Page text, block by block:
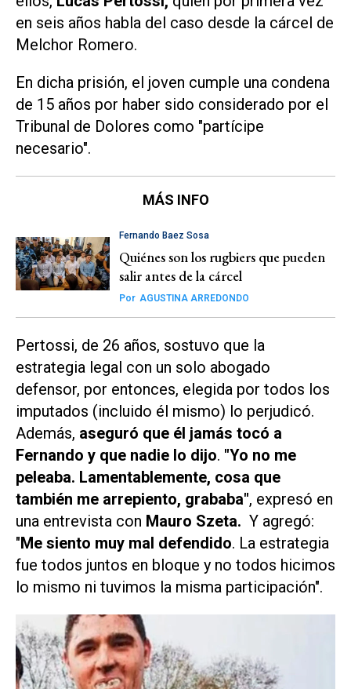
en seis años habla del caso desde la cárcel de
Melchor Romero.
En dicha prisión, el joven cumple una condena
de 15 años por haber sido considerado por el
Tribunal de Dolores como "partícipe
necesario".
MÁS INFO
Fernando Baez Sosa
Quiénes son los rugbiers que pueden
salir antes de la cárcel
Por AGUSTINA ARREDONDO
Pertossi, de 26 años, sostuvo que la
estrategia legal con un solo abogado
defensor, por entonces, elegida por todos los
imputados (incluido él mismo) lo perjudicó.
Además, aseguró que él jamás tocó a
Fernando y que nadie lo dijo. "Yo no me
peleaba. Lamentablemente, cosa que
también me arrepiento, grababa", expresó en
una entrevista con Mauro Szeta. Y agregó:
"Me siento muy mal defendido. La estrategia
fue todos juntos en bloque y no todos hicimos
lo mismo ni tuvimos la misma participación".